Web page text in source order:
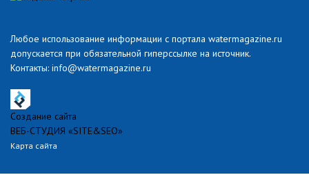
Любое использование информации с портала watermagazine.ru
допускается при обязательной гиперссылке на источник.
Контакты: info@watermagazine.ru
Создание сайта
ВЕБ-СТУДИЯ «SITE&SEO»
Карта сайта